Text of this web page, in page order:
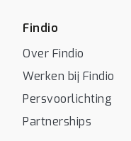
Findio
Over Findio
Werken bij Findio
Persvoorlichting
Partnerships